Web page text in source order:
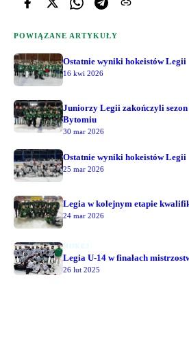
POWIĄZANE ARTYKUŁY
Ostatnie wyniki hokeistów Legii
16 kwi 2026
Juniorzy Legii zakończyli
Bytomiu
30 mar 2026
Ostatnie wyniki hokeistów Legii
25 mar 2026
Legia w kolejnym etapie
24 mar 2026
HOKEJ
Legia U-14 w finałach
26 lut 2025